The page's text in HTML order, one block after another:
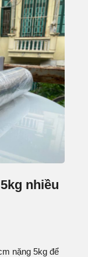
nhiều
nặng 5kg để